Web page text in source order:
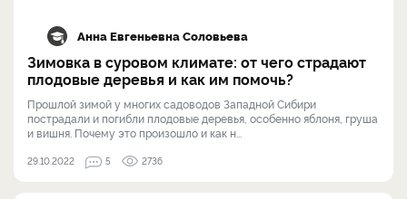
Анна Евгеньевна Соловьева
Зимовка в суровом климате: от чего страдают
плодовые деревья и как им помочь?
Прошлой зимой у многих садоводов Западной Сибири
пострадали и погибли плодовые деревья, особенно яблоня, груша
и вишня. Почему это произошло и как н...
29.10.2022 5 2736